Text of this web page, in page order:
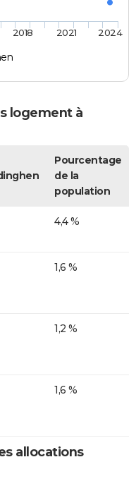
2018 2021 2024
logement à
Pourcentage
de la
population
4,4 %
1,6 %
1,2 %
1,6 %
allocations